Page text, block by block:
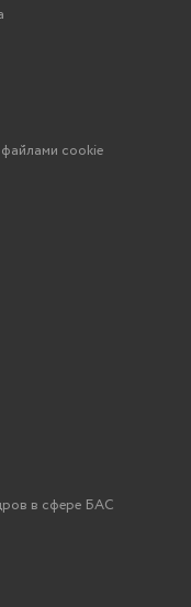
cookie
в сфере БАС